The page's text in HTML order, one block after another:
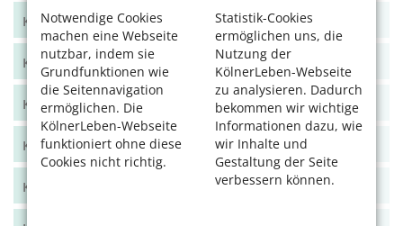
Notwendige Cookies
machen eine Webseite
nutzbar, indem sie
Grundfunktionen wie
die Seitennavigation
ermöglichen. Die
KölnerLeben-Webseite
funktioniert ohne diese
Cookies nicht richtig.
Statistik-Cookies
ermöglichen uns, die
Nutzung der
KölnerLeben-Webseite
zu analysieren. Dadurch
bekommen wir wichtige
Informationen dazu, wie
wir Inhalte und
Gestaltung der Seite
verbessern können.
KölnerLeben Okt/Nov 2020
KölnerLeben Aug/Sept 2020
KölnerLeben Juni/Juli 2020
KölnerLeben April/Mai 2020
KölnerLeben Feb/März 2020